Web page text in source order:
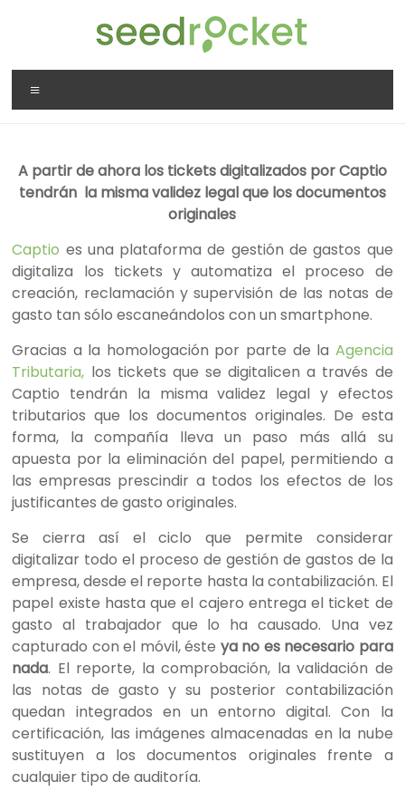
SeedRocket
La
que
nació
España
para
startups
TIC
en
fase
inicial
A partir de ahora los tickets digitalizados por Captio
tendrán la misma validez legal que los documentos
originales
Captio es una plataforma de gestión de gastos que
digitaliza los tickets y automatiza el proceso de
creación, reclamación y supervisión de las notas de
gasto tan sólo escaneándolos con un smartphone.
Gracias a la homologación por parte de la Agencia
Tributaria, los tickets que se digitalicen a través de
Captio tendrán la misma validez legal y efectos
tributarios que los documentos originales. De esta
forma, la compañía lleva un paso más allá su
apuesta por la eliminación del papel, permitiendo a
las empresas prescindir a todos los efectos de los
justificantes de gasto originales.
Se cierra así el ciclo que permite considerar
digitalizar todo el proceso de gestión de gastos de la
empresa, desde el reporte hasta la contabilización. El
papel existe hasta que el cajero entrega el ticket de
gasto al trabajador que lo ha causado. Una vez
capturado con el móvil, éste ya no es necesario para
nada. El reporte, la comprobación, la validación de
las notas de gasto y su posterior contabilización
quedan integrados en un entorno digital. Con la
certificación, las imágenes almacenadas en la nube
sustituyen a los documentos originales frente a
cualquier tipo de auditoría.